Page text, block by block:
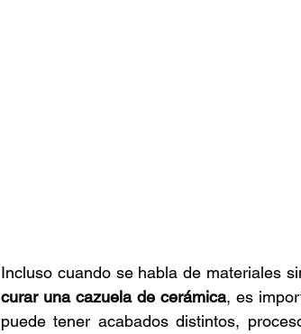
Incluso cuando se habla de materiales
curar una cazuela de cerámica, es
puede tener acabados distintos,